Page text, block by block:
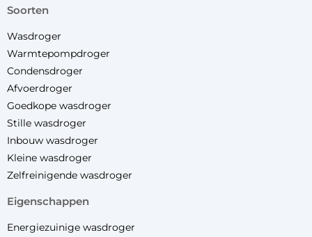
soorten
Wasdroger
Warmtepompdroger
Condensdroger
Afvoerdroger
Goedkope wasdroger
Stille wasdroger
Inbouw wasdroger
Kleine wasdroger
Zelfreinigende wasdroger
eigenschappen
Energiezuinige wasdroger